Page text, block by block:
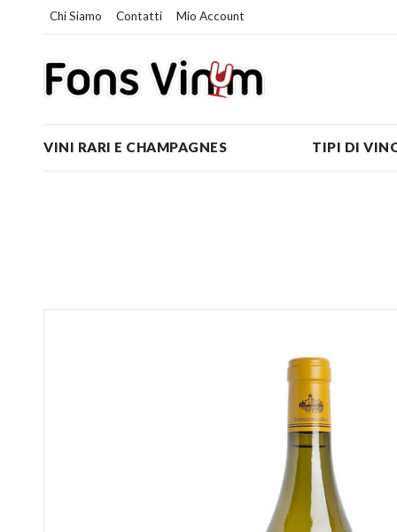
Chi Siamo Contatti Mio Account
VINI RARI E CHAMPAGNES TIPI DI